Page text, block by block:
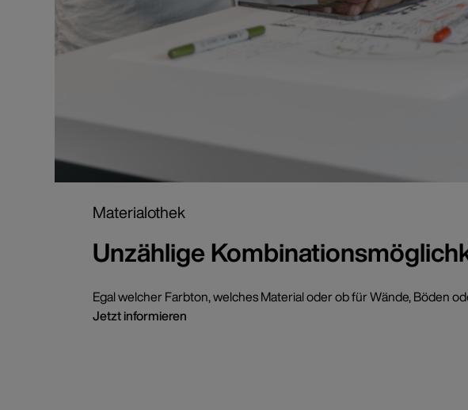
Materialothek
Unzählige
Egal welcher Farbton, welches Material oder ob für Wände, Böden
Jetzt informieren